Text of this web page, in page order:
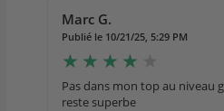
Marc G.
Publié le 10/21/25, 5:29 PM
Pas dans mon top au niveau
reste superbe